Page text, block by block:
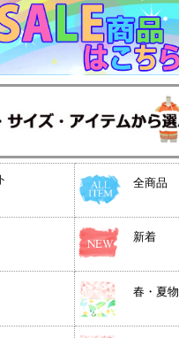
全商品
新着
春・夏物